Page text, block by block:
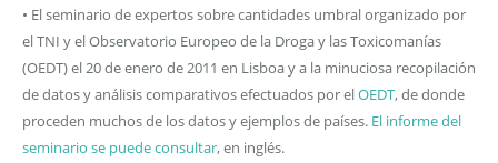
• El seminario de expertos sobre cantidades umbral organizado por
el TNI y el Observatorio Europeo de la Droga y las Toxicomanías
(OEDT) el 20 de enero de 2011 en Lisboa y a la minuciosa recopilación
de datos y análisis comparativos efectuados por elOEDT, de donde
proceden muchos de los datos y ejemplos de países. El informe del
seminario se puede consultar, en inglés.